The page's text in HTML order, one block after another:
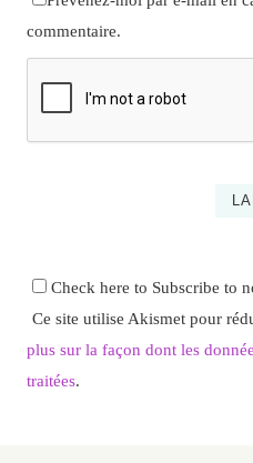
commentaire.
Check here to Subscribe to
Ce site utilise Akismet pour
plus sur la façon dont les
traitées.